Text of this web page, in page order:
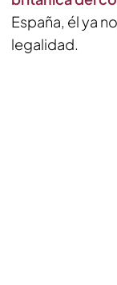
España, él ya
legalidad.